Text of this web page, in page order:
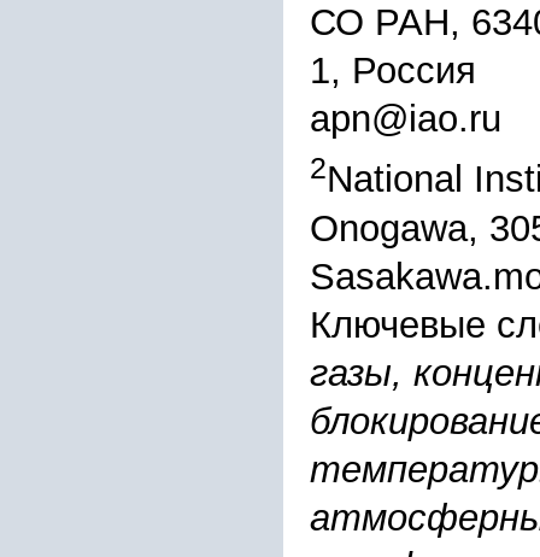
СО РАН,
1, Россия
apn@iao.ru
2National
Onogawa,
Ключевые
газы,